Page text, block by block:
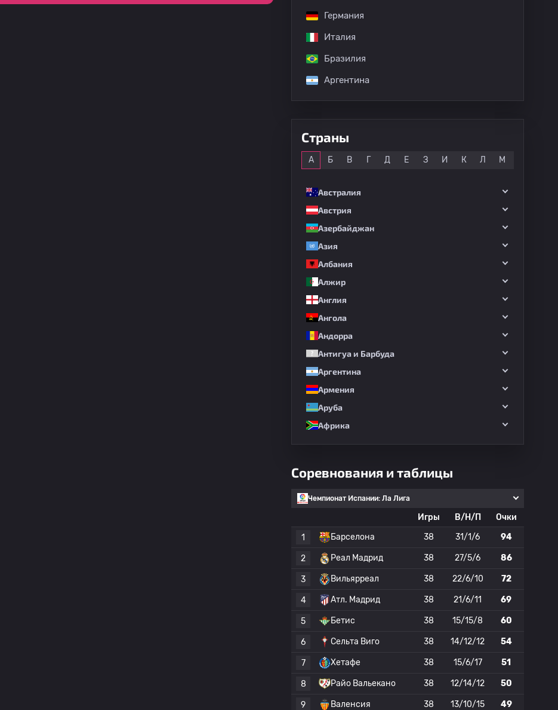
Германия
Италия
Бразилия
Аргентина
Страны
А Б В Г Д Е З И К Л М
Австралия
Австрия
Азербайджан
Азия
Албания
Алжир
Англия
Ангола
Андорра
Антигуа и Барбуда
Аргентина
Армения
Аруба
Африка
Соревнования и таблицы
Чемпионат Испании: Ла Лига
Игры В/Н/П
Очки
1
Барселона 38 31/1/6 94
2 Реал Мадрид 38 27/5/6 86
3 Вильярреал 38 22/6/10 72
4 Атл. Мадрид 38 21/6/11 69
5 Бетис 38 15/15/8 60
6 Сельта Виго 38 14/12/12 54
7 Хетафе 38 15/6/17 51
8 Райо Вальекано 38 12/14/12 50
9 Валенсия 38 13/10/15 49